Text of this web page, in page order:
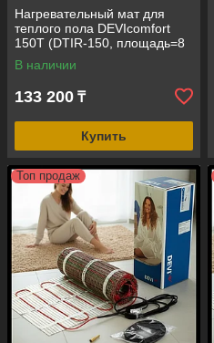
Нагревательный мат для
теплого пола DEVIcomfort
150T (DTIR-150, площадь=8
кв.м, 1200 Вт, размер=0,5
м*16 м)
В наличии
133 200 ₸
Купить
Топ продаж